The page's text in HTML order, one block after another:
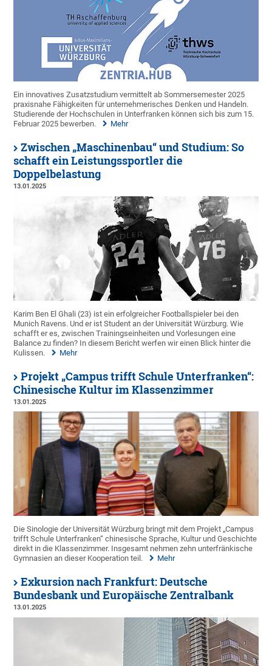
Ein innovatives Zusatzstudium vermittelt ab Sommersemester 2025
praxisnahe Fähigkeiten für unternehmerisches Denken und Handeln.
Studierende der Hochschulen in Unterfranken können sich bis zum 15.
Februar 2025 bewerben.
Mehr
Zwischen „Maschinenbau“ und Studium: So
schafft ein Leistungssportler die
Doppelbelastung
13.01.2025
Karim Ben El Ghali (23) ist ein erfolgreicher Footballspieler bei den
Munich Ravens. Und er ist Student an der Universität Würzburg. Wie
schafft er es, zwischen Trainingseinheiten und Vorlesungen eine
Balance zu finden? In diesem Bericht werfen wir einen Blick hinter die
Kulissen.
Mehr
Projekt „Campus trifft Schule Unterfranken“:
Chinesische Kultur im Klassenzimmer
13.01.2025
Die Sinologie der Universität Würzburg bringt mit dem Projekt „Campus
trifft Schule Unterfranken“ chinesische Sprache, Kultur und Geschichte
direkt in die Klassenzimmer. Insgesamt nehmen zehn unterfränkische
Gymnasien an dieser Kooperation teil.
Mehr
Exkursion nach Frankfurt: Deutsche
Bundesbank und Europäische Zentralbank
13.01.2025